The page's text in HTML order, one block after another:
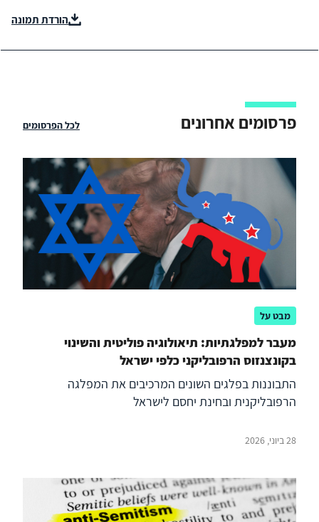
הורדת תמונה
פרסומים אחרונים לכל הפרסומים
מבט על
מעבר למפלגתיות: תיאולוגיה פוליטית והשינוי
בקונצנזוס הרפובליקני כלפי ישראל
התבוננות בפלגים השונים המרכיבים את המפלגה
הרפובליקנית ובחינת יחסם לישראל
28 ביוני, 2026